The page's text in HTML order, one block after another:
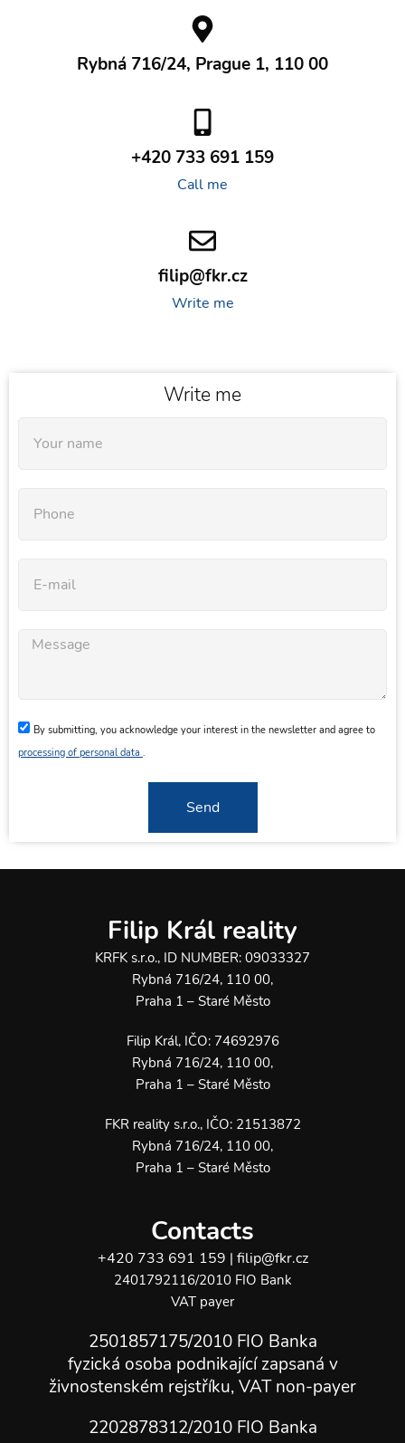
Rybná 716/24, Prague 1, 110 00
+420 733 691 159
Call me
filip@fkr.cz
Write me
Write me
By submitting, you acknowledge your interest in the newsletter and agree to
processing of personal data .
Send
Filip Král reality
KRFK s.r.o., ID NUMBER: 09033327
Rybná 716/24, 110 00,
Praha 1 – Staré Město
Filip Král, IČO: 74692976
Rybná 716/24, 110 00,
Praha 1 – Staré Město
FKR reality s.r.o., IČO: 21513872
Rybná 716/24, 110 00,
Praha 1 – Staré Město
Contacts
+420 733 691 159 | filip@fkr.cz
2401792116/2010 FIO Bank
VAT payer
2501857175/2010 FIO Banka
fyzická osoba podnikající zapsaná v
živnostenském rejstříku, VAT non-payer
2202878312/2010FIO Banka